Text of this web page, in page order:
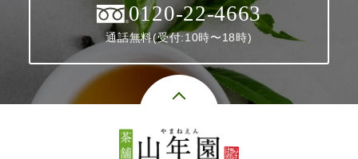
0120-22-4663
通話無料(受付:10時〜18時)